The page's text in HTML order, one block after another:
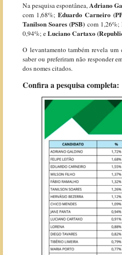
Na pesquisa espontânea,Adriano
com 1,68%; Eduardo Carneiro
Tanilson Soares (PSB) com 1,26%;
0,94%; eLuciano Cartaxo
O levantamento também revela
saber ou preferiram não responder
dos nomes citados.
Confira a pesquisa completa: